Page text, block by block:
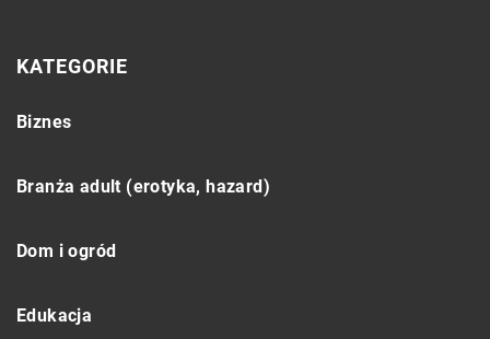
KATEGORIE
Biznes
Branża adult (erotyka, hazard)
Dom i ogród
Edukacja